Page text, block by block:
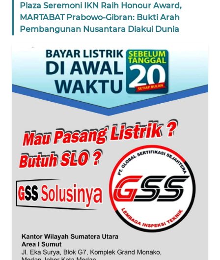
Plaza Seremoni IKN Raih Honour Award,
MARTABAT Prabowo-Gibran: Bukti Arah
Pembangunan Nusantara Diakui Dunia
DISCLAIMER
Wahana
SUMUT
WN
JABAR
WN
BANTEN
NTT